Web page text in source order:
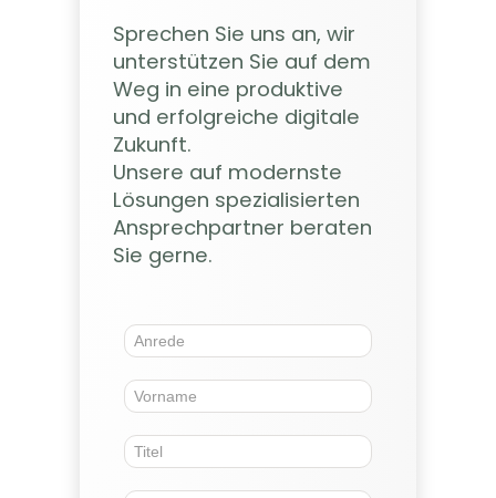
Sprechen Sie uns an, wir
unterstützen Sie auf dem
Weg in eine produktive
und erfolgreiche digitale
Zukunft.
Unsere auf modernste
Lösungen spezialisierten
Ansprechpartner beraten
Sie gerne.